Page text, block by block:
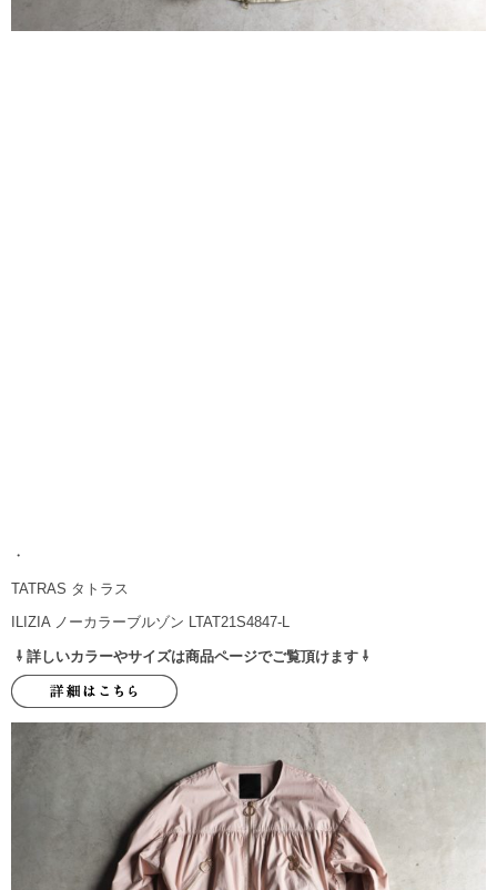
・
TATRAS タトラス
ILIZIA ノーカラーブルゾン LTAT21S4847-L
⇩ 詳しいカラーやサイズは商品ページでご覧頂けます ⇩